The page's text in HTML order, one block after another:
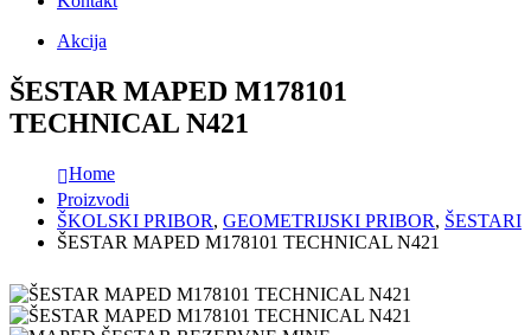
Akcija
ŠESTAR MAPED M178101
TECHNICAL N421
Home
Proizvodi
ŠKOLSKI PRIBOR, GEOMETRIJSKI PRIBOR, ŠESTARI
ŠESTAR MAPED M178101 TECHNICAL N421